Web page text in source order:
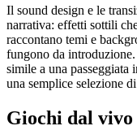
Il sound design e le
narrativa: effetti sottili
raccontano temi e
fungono da
simile a una passeggiata
una semplice selezione
Giochi dal